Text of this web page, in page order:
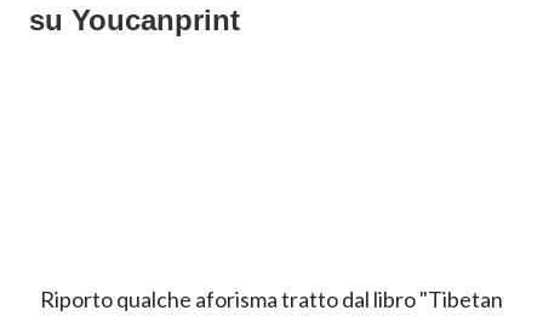
su Youcanprint
Riporto qualche aforisma tratto dal libro "Tibetan